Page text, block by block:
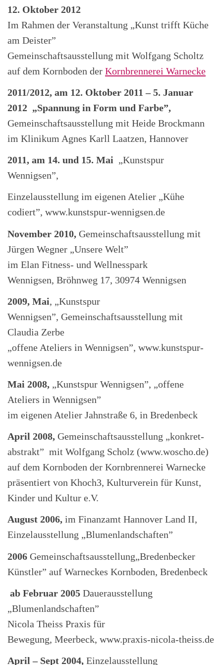
12. Oktober 2012
Im Rahmen der Veranstaltung „Kunst trifft Küche
am Deister”
Gemeinschaftsausstellung mit Wolfgang Scholtz
auf dem Kornboden der Kornbrennerei Warnecke
2011/2012, am 12. Oktober 2011 – 5. Januar
2012 „Spannung in Form und Farbe”,
Gemeinschaftsausstellung mit Heide Brockmann
im Klinikum Agnes Karll Laatzen, Hannover
2011, am 14. und 15. Mai „Kunstspur
Wennigsen”,
Einzelausstellung im eigenen Atelier „Kühe
codiert”, www.kunstspur-wennigsen.de
November 2010, Gemeinschaftsausstellung mit
Jürgen Wegner „Unsere Welt”
im Elan Fitness- und Wellnesspark
Wennigsen, Bröhnweg 17, 30974 Wennigsen
2009, Mai, „Kunstspur
Wennigsen”, Gemeinschaftsausstellung mit
Claudia Zerbe
„offene Ateliers in Wennigsen”, www.kunstspur-
wennigsen.de
Mai 2008, „Kunstspur Wennigsen”, „offene
Ateliers in Wennigsen”
im eigenen Atelier Jahnstraße 6, in Bredenbeck
April 2008, Gemeinschaftsausstellung „konkret-
abstrakt” mit Wolfgang Scholz (www.woscho.de)
auf dem Kornboden der Kornbrennerei Warnecke
präsentiert von Khoch3, Kulturverein für Kunst,
Kinder und Kultur e.V.
August 2006, im Finanzamt Hannover Land II,
Einzelausstellung „Blumenlandschaften”
2006 Gemeinschaftsausstellung„Bredenbecker
Künstler” auf Warneckes Kornboden, Bredenbeck
ab Februar 2005 Dauerausstellung
„Blumenlandschaften”
Nicola Theiss Praxis für
Bewegung, Meerbeck, www.praxis-nicola-theiss.de
April – Sept 2004, Einzelausstellung